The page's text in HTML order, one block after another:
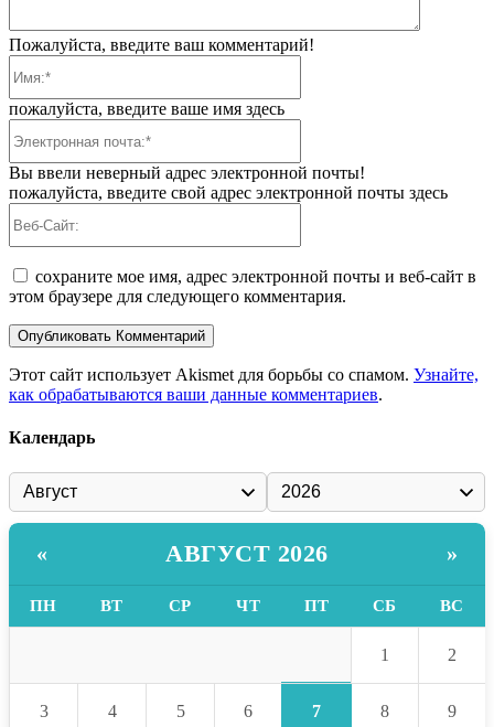
Пожалуйста, введите ваш комментарий!
пожалуйста, введите ваше имя здесь
Вы ввели неверный адрес электронной почты!
пожалуйста, введите свой адрес электронной почты здесь
сохраните мое имя, адрес электронной почты и веб-сайт в
этом браузере для следующего комментария.
Этот сайт использует Akismet для борьбы со спамом. Узнайте,
как обрабатываются ваши данные комментариев.
Календарь
« АВГУСТ 2026 »
ПН ВТ СР ЧТ ПТ СБ ВС
1 2
3 4 5 6 7 8 9